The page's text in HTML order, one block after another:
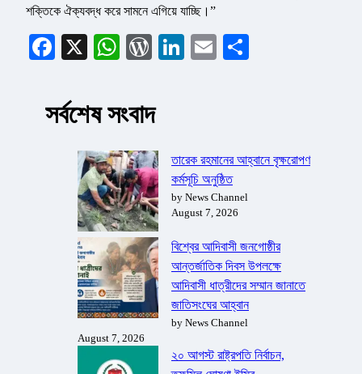
শক্তিকে ঐক্যবদ্ধ করে সামনে এগিয়ে যাচ্ছি।”
Facebook
X WhatsApp
WordPress
LinkedIn
Email
সর্বশেষ সংবাদ
তারেক রহমানের আহ্বানে বৃক্ষরোপণ
কর্মসূচি অনুষ্ঠিত
by News Channel
August 7, 2026
বিশ্বের আদিবাসী জনগোষ্ঠীর
আন্তর্জাতিক দিবস উপলক্ষে
আদিবাসী ধাত্রীদের সম্মান জানাতে
জাতিসংঘের আহ্বান
by News Channel
August 7, 2026
২০ আগস্ট রাষ্ট্রপতি নির্বাচন,